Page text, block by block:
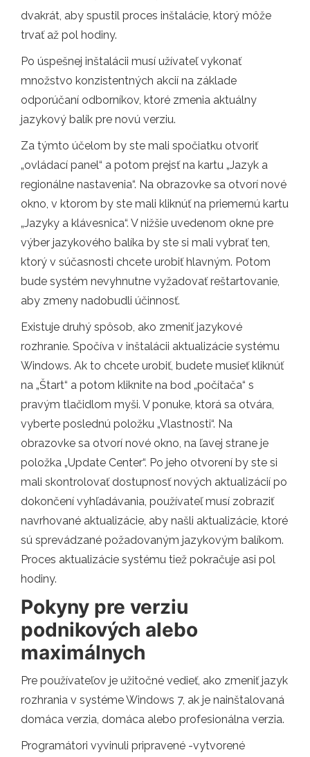
dvakrát, aby spustil proces inštalácie, ktorý môže
trvať až pol hodiny.
Po úspešnej inštalácii musí užívateľ vykonať
množstvo konzistentných akcií na základe
odporúčaní odborníkov, ktoré zmenia aktuálny
jazykový balík pre novú verziu.
Za týmto účelom by ste mali spočiatku otvoriť
„ovládací panel“ a potom prejsť na kartu „Jazyk a
regionálne nastavenia“. Na obrazovke sa otvorí nové
okno, v ktorom by ste mali kliknúť na priemernú kartu
„Jazyky a klávesnica“. V nižšie uvedenom okne pre
výber jazykového balíka by ste si mali vybrať ten,
ktorý v súčasnosti chcete urobiť hlavným. Potom
bude systém nevyhnutne vyžadovať reštartovanie,
aby zmeny nadobudli účinnosť.
Existuje druhý spôsob, ako zmeniť jazykové
rozhranie. Spočíva v inštalácii aktualizácie systému
Windows. Ak to chcete urobiť, budete musieť kliknúť
na „Štart“ a potom kliknite na bod „počítača“ s
pravým tlačidlom myši. V ponuke, ktorá sa otvára,
vyberte poslednú položku „Vlastnosti“. Na
obrazovke sa otvorí nové okno, na ľavej strane je
položka „Update Center“. Po jeho otvorení by ste si
mali skontrolovať dostupnosť nových aktualizácií po
dokončení vyhľadávania, používateľ musí zobraziť
navrhované aktualizácie, aby našli aktualizácie, ktoré
sú sprevádzané požadovaným jazykovým balíkom.
Proces aktualizácie systému tiež pokračuje asi pol
hodiny.
Pokyny pre verziu
podnikových alebo
maximálnych
Pre používateľov je užitočné vedieť, ako zmeniť jazyk
rozhrania v systéme Windows 7, ak je nainštalovaná
domáca verzia, domáca alebo profesionálna verzia.
Programátori vyvinuli pripravené -vytvorené